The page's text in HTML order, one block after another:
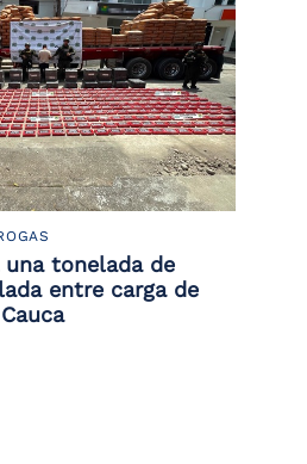
tonelada de
entre carga de